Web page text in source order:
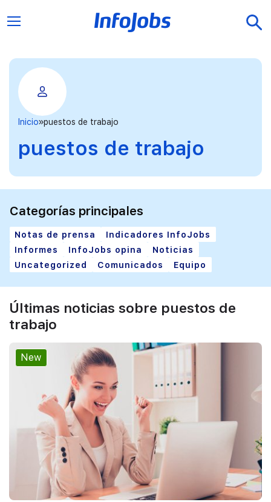
Inicio puestos de trabajo
puestos de trabajo
Categorías principales
Notas de prensa
Indicadores InfoJobs
Informes
InfoJobs opina
Noticias
Uncategorized
Comunicados Equipo
Últimas noticias sobre puestos de
trabajo
New